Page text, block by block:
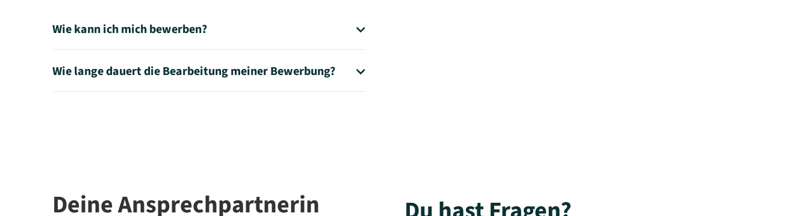
Wie kann ich mich bewerben? 
•Per E-Mail an personal@hoth-tiefbau.de oder über das Kontaktformular.
Wie lange dauert die Bearbeitung meiner Bewerbung? 
Deine Ansprechpartnerin